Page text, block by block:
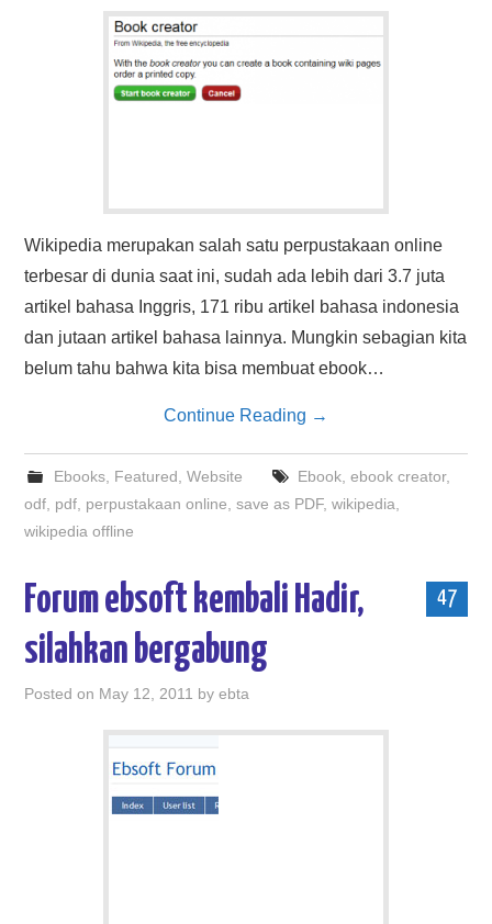
HASIL PENCARIAN
Wikipedia merupakan salah satu perpustakaan online
terbesar di dunia saat ini, sudah ada lebih dari 3.7 juta
artikel bahasa Inggris, 171 ribu artikel bahasa indonesia
dan jutaan artikel bahasa lainnya. Mungkin sebagian kita
belum tahu bahwa kita bisa membuat ebook…
Continue Reading →
Ebooks, Featured Website Ebook, ebook creator,
odf pdf perpustakaan online ,save as PDF,wikipedia
wikipedia offline
47
Forum ebsoft kembali Hadir,
silahkan bergabung
Posted on May 12, 2011 byebta